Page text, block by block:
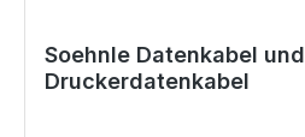
Soehnle Datenkabel und
Druckerdatenkabel